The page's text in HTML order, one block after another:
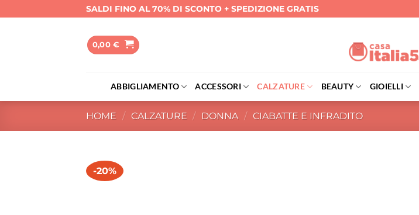
ai
SALDI FINO AL 70% DI SCONTO + SPEDIZIONE GRATIS
0,00€
ABBIGLIAMENTO ACCESSORI CALZATURE BEAUTY GIOIELLI
HOME / CALZATURE / DONNA / CIABATTE E INFRADITO
-20%